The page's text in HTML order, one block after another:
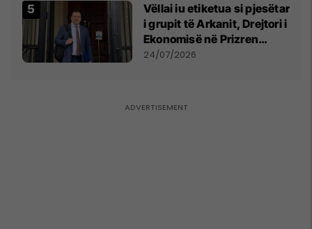
Vëllai iu etiketua si pjesëtar
i grupit të Arkanit, Drejtori i
Ekonomisë në Prizren
mohon pretendimet
24/07/2026